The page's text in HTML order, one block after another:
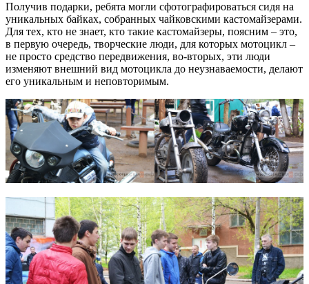
Получив подарки, ребята могли сфотографироваться сидя на
уникальных байках, собранных чайковскими кастомайзерами.
Для тех, кто не знает, кто такие кастомайзеры, поясним – это,
в первую очередь, творческие люди, для которых мотоцикл –
не просто средство передвижения, во-вторых, эти люди
изменяют внешний вид мотоцикла до неузнаваемости, делают
его уникальным и неповторимым.